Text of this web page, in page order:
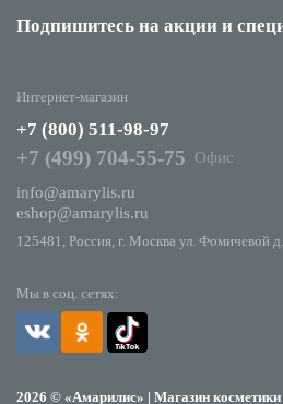
Подпишитесь на акции и
Мы в соц. сетях:
2026 © «Амарилис» | Магазин косметики
Интернет-магазин
+7 (800) 511-98-97
+7 (499) 704-55-75
Офис
info@amarylis.ru
eshop@amarylis.ru
125481, Россия, г. Москва ул. Фомичевой